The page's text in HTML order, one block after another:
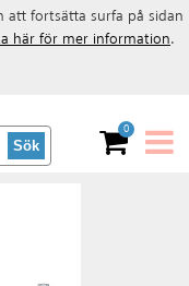
0
att fortsätta surfa på sidan
här för mer information.